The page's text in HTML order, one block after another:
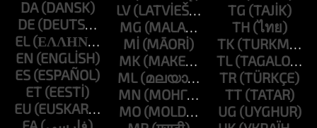
DA
DE
EL
EN
ES
ET
EU
LV
MG
MI
MK
ML
MN
MO
TG
TH
TK
TL
TR
TT
UG